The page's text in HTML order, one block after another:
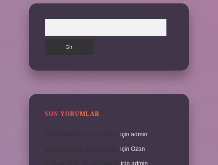
SON YORUMLAR
için admin
için Ozan
için admin